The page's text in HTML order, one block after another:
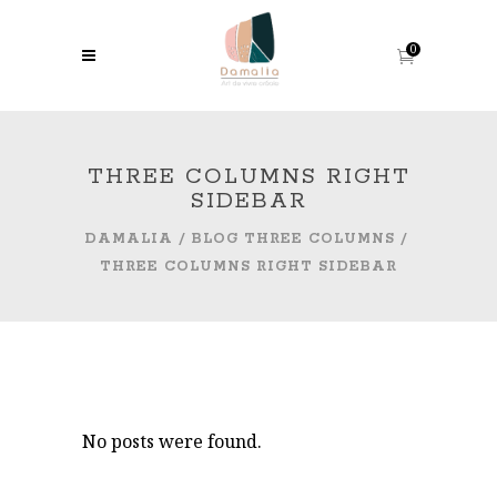
0
THREE COLUMNS RIGHT
SIDEBAR
DAMALIA / BLOG THREE COLUMNS /
THREE COLUMNS RIGHT SIDEBAR
No posts were found.